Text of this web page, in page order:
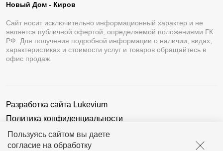
Пользуясь сайтом вы даете
согласие на обработку
Новый Дом - Киров
Сайт носит исключительно информационный характер и не
является публичной офертой, определяемой положениями ГК
РФ. Для получения подробной информации о наличии, видах,
характеристиках и стоимости услуг и товаров обращайтесь в
офис продаж.
Разработка сайта Lukevium
Политика конфиденциальности
Пользовательское соглашение